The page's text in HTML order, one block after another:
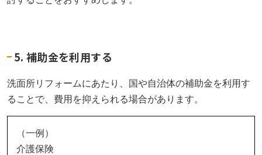
5. 補助金を利用する
洗面所リフォームにあたり、国や自治体の補助金を利用す
ることで、費用を抑えられる場合があります。
（一例）
介護保険